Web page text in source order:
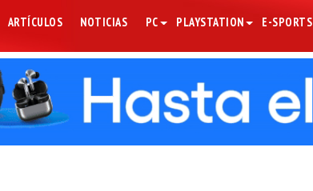
ARTÍCULOS NOTICIAS PC PLAYSTATION E-SPORTS